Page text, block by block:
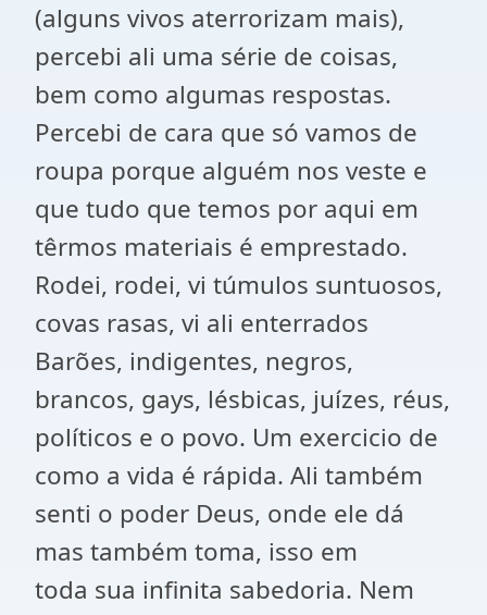
(alguns vivos aterrorizam mais),
percebi ali uma série de coisas,
bem como algumas respostas.
Percebi de cara que só vamos de
roupa porque alguém nos veste e
que tudo que temos por aqui em
têrmos materiais é emprestado.
Rodei, rodei, vi túmulos suntuosos,
covas rasas, vi ali enterrados
Barões, indigentes, negros,
brancos, gays, lésbicas, juízes, réus,
políticos e o povo. Um exercicio de
como a vida é rápida. Ali também
senti o poder Deus, onde ele dá
mas também toma, isso em
toda sua infinita sabedoria. Nem